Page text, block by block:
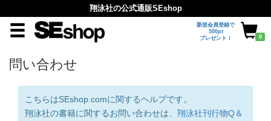
翔泳社の公式通販SEshop
新規会員登録で
500pt
プレゼント！
0
問い合わせ
こちらはSEshop.comに関するヘルプです。
翔泳社の書籍に関するお問い合わせは、 翔泳社刊行物Q＆